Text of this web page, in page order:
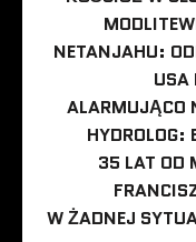
NETANJAHU:
USA
ALARMUJĄCO
HYDROLOG:
35 LAT OD
W ŻADNEJ